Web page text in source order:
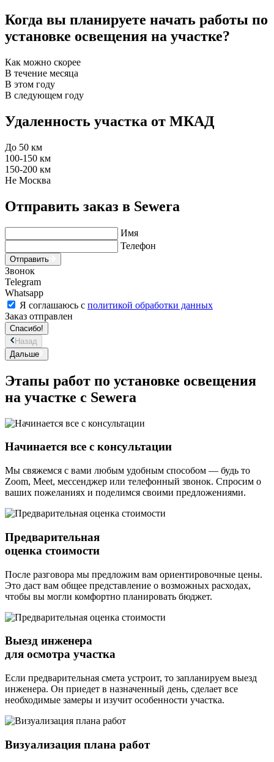
Когда вы планируете начать работы по
установке освещения на участке?
Как можно скорее
В течение месяца
В этом году
В следующем году
Удаленность участка от МКАД
До 50 км
100-150 км
150-200 км
Не Москва
Отправить заказ в Sewera
Имя
Телефон
Отправить
Звонок
Telegram
Whatsapp
Я соглашаюсь с политикой обработки данных
Заказ отправлен
Спасибо!
Назад
Дальше
Этапы работ по установке освещения
на участке с Sewera
Начинается все с консультации
Мы свяжемся с вами любым удобным способом — будь то
Zoom, Meet, мессенджер или телефонный звонок. Спросим о
ваших пожеланиях и поделимся своими предложениями.
Предварительная
оценка стоимости
После разговора мы предложим вам ориентировочные цены.
Это даст вам общее представление о возможных расходах,
чтобы вы могли комфортно планировать бюджет.
Выезд инженера
для осмотра участка
Если предварительная смета устроит, то запланируем выезд
инженера. Он приедет в назначенный день, сделает все
необходимые замеры и изучит особенности участка.
Визуализация плана работ